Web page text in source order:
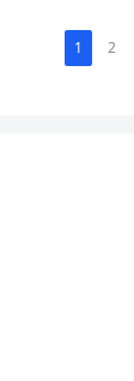
1 2